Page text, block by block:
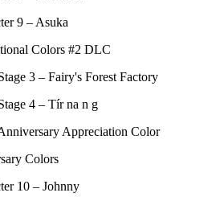
9 – Asuka
Colors #2 DLC
3 – Fairy's Forest Factory
4 – Tír na n g
Appreciation Color
Colors
10 – Johnny